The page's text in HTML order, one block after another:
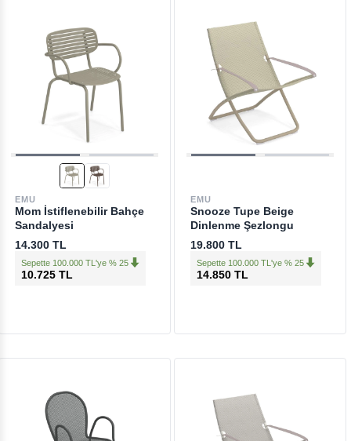
EMU
Mom İstiflenebilir Bahçe
Sandalyesi
14.300 TL
Sepette 100.000 TL'ye % 25
10.725 TL
EMU
Snooze Tupe Beige
Dinlenme Şezlongu
19.800 TL
Sepette 100.000 TL'ye % 25
14.850 TL